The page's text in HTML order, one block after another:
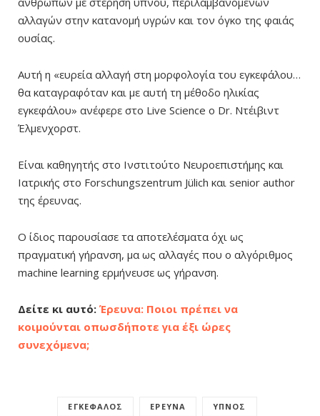
αλλαγών στην κατανομή υγρών και τον όγκο της φαιάς
ουσίας.
Αυτή η «ευρεία αλλαγή στη μορφολογία του εγκεφάλου…
θα καταγραφόταν και με αυτή τη μέθοδο ηλικίας
εγκεφάλου» ανέφερε στο Live Science ο Dr. Ντέιβιντ
Έλμενχορστ.
Είναι καθηγητής στο Ινστιτούτο Νευροεπιστήμης και
Ιατρικής στο Forschungszentrum Jülich και senior author
της έρευνας.
Ο ίδιος παρουσίασε τα αποτελέσματα όχι ως
πραγματική γήρανση, μα ως αλλαγές που ο αλγόριθμος
machine learning ερμήνευσε ως γήρανση.
Δείτε κι αυτό: Έρευνα: Ποιοι πρέπει να
κοιμούνται οπωσδήποτε για έξι ώρες
συνεχόμενα;
ΕΓΚΈΦΑΛΟΣ ΈΡΕΥΝΑ ΎΠΝΟΣ